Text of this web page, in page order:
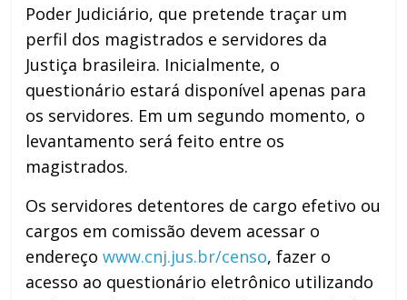
Poder Judiciário, que pretende traçar um
perfil dos magistrados e servidores da
Justiça brasileira. Inicialmente, o
questionário estará disponível apenas para
os servidores. Em um segundo momento, o
levantamento será feito entre os
magistrados.
Os servidores detentores de cargo efetivo ou
cargos em comissão devem acessar o
endereçowww.cnj.jus.br/censo, fazer o
acesso ao questionário eletrônico utilizando